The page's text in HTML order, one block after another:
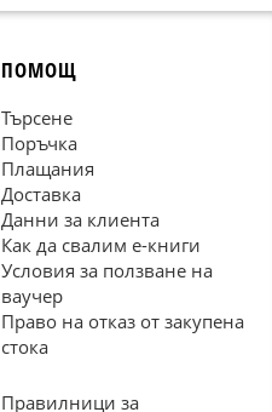
ПОМОЩ
Търсене
Поръчка
Плащания
Доставка
Данни за клиента
Как да свалим е-книги
Условия за ползване на
ваучер
Право на отказ от закупена
стока
Правилници за